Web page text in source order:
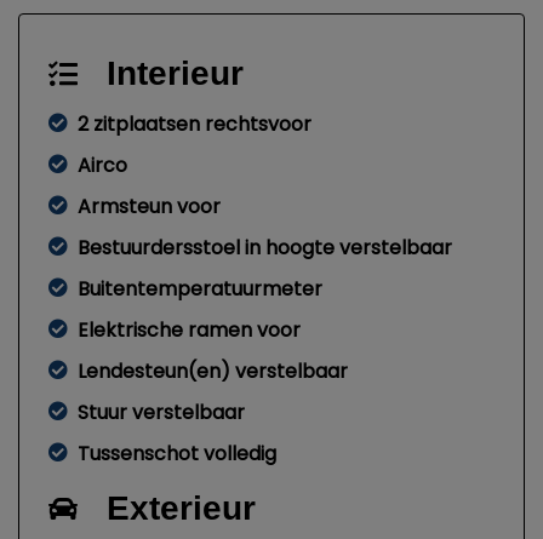
Interieur
2 zitplaatsen rechtsvoor
Airco
Armsteun voor
Bestuurdersstoel in hoogte verstelbaar
Buitentemperatuurmeter
Elektrische ramen voor
Lendesteun(en) verstelbaar
Stuur verstelbaar
Tussenschot volledig
Exterieur